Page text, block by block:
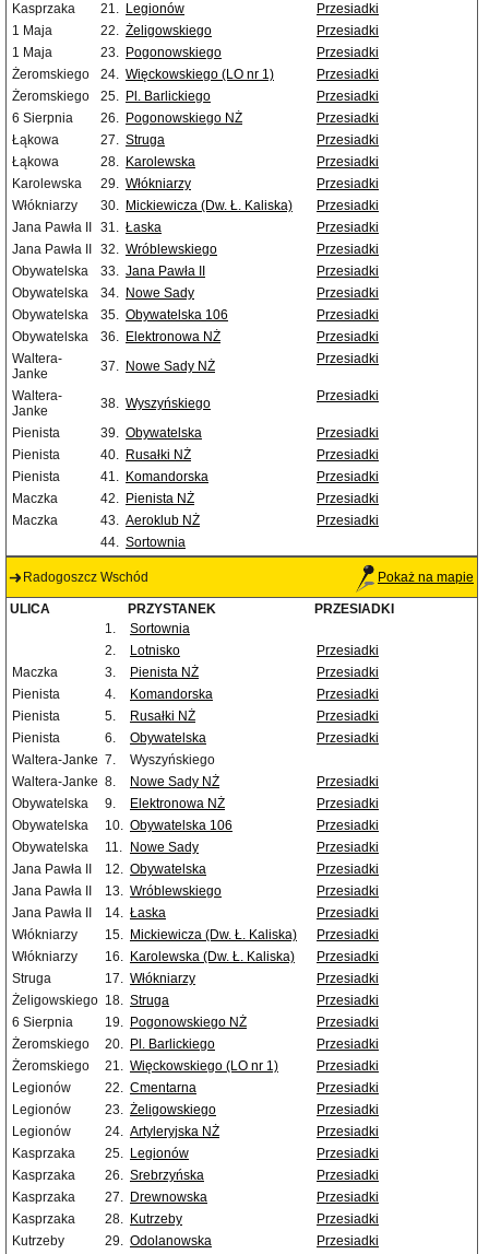
Kasprzaka
21. Legionów
Przesiadki
1 Maja
22. Żeligowskiego
Przesiadki
1 Maja
23. Pogonowskiego
Przesiadki
Żeromskiego
24. Więckowskiego (LO nr 1)
Przesiadki
Żeromskiego
25. Pl. Barlickiego
Przesiadki
6 Sierpnia
26. Pogonowskiego NŻ
Przesiadki
Łąkowa
27. Struga
Przesiadki
Łąkowa
28. Karolewska
Przesiadki
Karolewska
29. Włókniarzy
Przesiadki
Włókniarzy
30. Mickiewicza (Dw. Ł. Kaliska)
Przesiadki
Jana Pawła II
31. Łaska
Przesiadki
Jana Pawła II
32. Wróblewskiego
Przesiadki
Obywatelska
33. Jana Pawła II
Przesiadki
Obywatelska
34. Nowe Sady
Przesiadki
Obywatelska
35. Obywatelska 106
Przesiadki
Obywatelska
36. Elektronowa NŻ
Przesiadki
Waltera-
Janke
37. Nowe Sady NŻ Przesiadki
Waltera-
Janke
38. Wyszyńskiego Przesiadki
Pienista 39. Obywatelska
Przesiadki
Pienista
40. Rusałki NŻ
Przesiadki
Pienista
41. Komandorska
Przesiadki
Maczka
42. Pienista NŻ
Przesiadki
Maczka
43. Aeroklub NŻ
Przesiadki
44. Sortownia
Radogoszcz Wschód Pokaż na mapie
ULICA PRZYSTANEK
PRZESIADKI
1.
Sortownia
2.
Lotnisko
Przesiadki
Maczka
3. Pienista NŻ
Przesiadki
Pienista
4. Komandorska
Przesiadki
Pienista
5. Rusałki NŻ
Przesiadki
Pienista
6. Obywatelska
Przesiadki
Waltera-Janke 7.
Wyszyńskiego
Waltera-Janke 8. Nowe Sady NŻ
Przesiadki
Obywatelska
9. Elektronowa NŻ
Przesiadki
Obywatelska
10. Obywatelska 106
Przesiadki
Obywatelska
11. Nowe Sady
Przesiadki
Jana Pawła II
12. Obywatelska
Przesiadki
Jana Pawła II
13. Wróblewskiego
Przesiadki
Jana Pawła II
14. Łaska
Przesiadki
Włókniarzy
15. Mickiewicza (Dw. Ł. Kaliska)
Przesiadki
Włókniarzy
16. Karolewska (Dw. Ł. Kaliska)
Przesiadki
Struga
17. Włókniarzy
Przesiadki
Żeligowskiego 18. Struga
Przesiadki
6 Sierpnia
19. Pogonowskiego NŻ
Przesiadki
Żeromskiego
20. Pl. Barlickiego
Przesiadki
Żeromskiego
21. Więckowskiego (LO nr 1)
Przesiadki
Legionów
22. Cmentarna
Przesiadki
Legionów
23. Żeligowskiego
Przesiadki
Legionów
24. Artyleryjska NŻ
Przesiadki
Kasprzaka
25. Legionów
Przesiadki
Kasprzaka
26. Srebrzyńska
Przesiadki
Kasprzaka
27. Drewnowska
Przesiadki
Kasprzaka
28. Kutrzeby
Przesiadki
Kutrzeby
29. Odolanowska Przesiadki